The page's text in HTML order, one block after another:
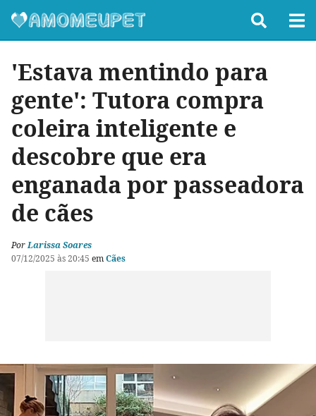
'Estava mentindo para
gente': Tutora compra
coleira inteligente e
descobre que era
enganada por passeadora
de cães
PorLarissa Soares
07/12/2025 às 20:45 emCães